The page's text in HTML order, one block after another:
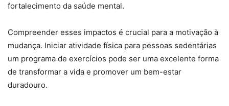
fortalecimento da saúde mental.
Compreender esses impactos é crucial para a motivação à
mudança. Iniciar atividade física para pessoas sedentárias
um programa de exercícios pode ser uma excelente forma
de transformar a vida e promover um bem-estar
duradouro.